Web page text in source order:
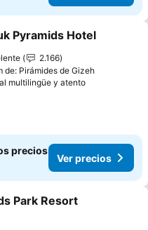
a favoritos
Pyramids Hotel
2.166
de: Pirámides de Gizeh
multilingüe y atentoVer precios
precios
Ver precios
a favoritos
Park Resort